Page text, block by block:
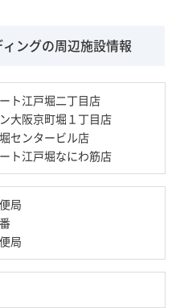
ングの周辺施設情報
ト江戸堀二丁目店
大阪京町堀１丁目店
センタービル店
ト江戸堀なにわ筋店
局
局